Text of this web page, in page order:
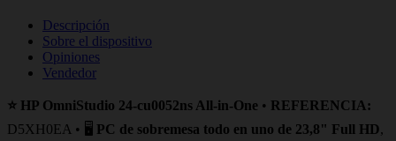
Descripción
Sobre el dispositivo
Opiniones
Vendedor
⭐ HP OmniStudio 24-cu0052ns All-in-One • REFERENCIA:
D5XH0EA • 🖥️ PC de sobremesa todo en uno de 23,8" Full HD,